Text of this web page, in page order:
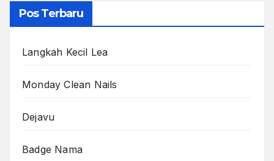
Pos Terbaru
Langkah Kecil Lea
Monday Clean Nails
Dejavu
Badge Nama